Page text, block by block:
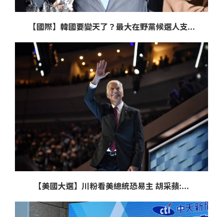
【國際】韓國要變天了？最大在野黨候選人支...
【美國大選】川粉看美總統恐易主 胡采蘋:...